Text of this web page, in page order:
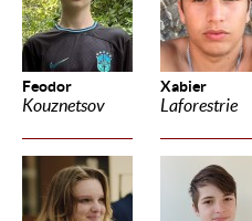
Feodor
Kouznetsov
Xabier
Laforestrie